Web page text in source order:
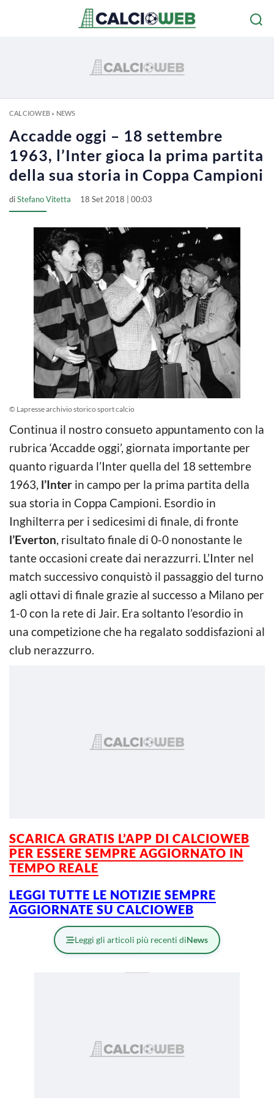
CALCIOWEB» NEWS
Accadde oggi – 18 settembre
1963, l’Inter gioca la prima partita
della sua storia in Coppa Campioni
diStefano Vitetta 18 Set 2018 | 00:03
© Lapresse archivio storico sport calcio
Continua il nostro consueto appuntamento con la
rubrica ‘Accadde oggi’, giornata importante per
quanto riguarda l’Inter quella del 18 settembre
1963, l’Inter in campo per la prima partita della
sua storia in Coppa Campioni. Esordio in
Inghilterra per i sedicesimi di finale, di fronte
l’Everton, risultato finale di 0-0 nonostante le
tante occasioni create dai nerazzurri. L’Inter nel
match successivo conquistò il passaggio del turno
agli ottavi di finale grazie al successo a Milano per
1-0 con la rete di Jair. Era soltanto l’esordio in
una competizione che ha regalato soddisfazioni al
club nerazzurro.
SCARICA GRATIS L’APP DI CALCIOWEB
PER ESSERE SEMPRE AGGIORNATO IN
TEMPO REALE
LEGGI TUTTE LE NOTIZIE SEMPRE
AGGIORNATE SU CALCIOWEB
Leggi gli articoli più recenti diNews